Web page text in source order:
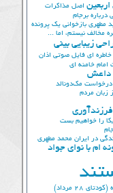
اربعین اصل مذاکرات
درباره برجام
مطهری بازخوانی یک پرونده
مخالف نیستم، اما ...
زیبایی بینی
خاطره ای فایل صوتی اذان
خامنه ای
داعش
درخواست مک‌دونالد
زبان مردم
را خواهیم بست
در ایران محمد مطهری
ام با نوای جواد
28 مرداد)